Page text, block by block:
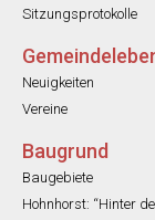
Sitzungsprotokolle
Neuigkeiten
Vereine
Baugrund
Baugebiete
Hohnhorst: “Hinter